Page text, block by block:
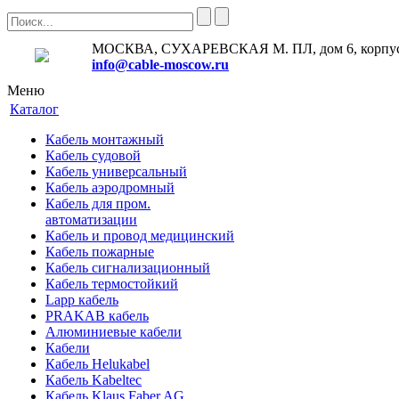
МОСКВА, СУХАРЕВСКАЯ М. ПЛ, дом 6,
info@cable-moscow.ru
Меню
Каталог
Кабель монтажный
Кабель судовой
Кабель универсальный
Кабель аэродромный
Кабель для пром.
автоматизации
Кабель и провод медицинский
Кабель пожарные
Кабель сигнализационный
Кабель термостойкий
Lapp кабель
PRAKAB кабель
Алюминиевые кабели
Кабели
Кабель Helukabel
Кабель Kabeltec
Кабель Klaus Faber AG